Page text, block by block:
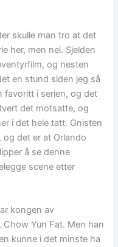
skulle man tro at det
her, men nei. Sjelden
og nesten
en stund siden jeg så
favoritt i serien, og det
det motsatte, og
i det hele tatt. Gnisten
det er at Orlando
å se denne
scene etter
kongen av
Yun Fat. Men han
kunne i det minste ha